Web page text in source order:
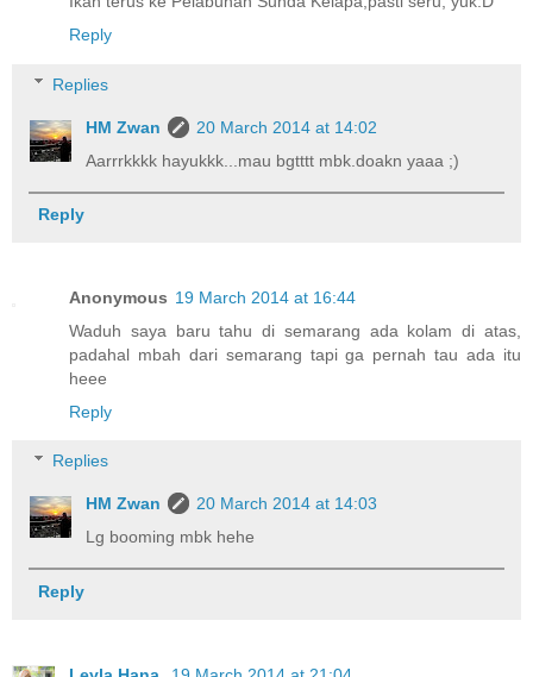
Reply
Replies
HM Zwan
20 March 2014 at 14:02
Aarrrkkkk hayukkk...mau bgtttt mbk.doakn yaaa ;)
Reply
Anonymous 19 March 2014 at 16:44
Waduh saya baru tahu di semarang ada kolam di atas,
padahal mbah dari semarang tapi ga pernah tau ada itu
heee
Reply
Replies
HM Zwan
20 March 2014 at 14:03
Lg booming mbk hehe
Reply